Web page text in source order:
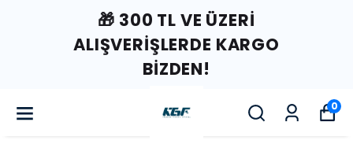
🎁 300 TL VE ÜZERI
ALIŞVERIŞLERDE KARGO
BIZDEN!
0